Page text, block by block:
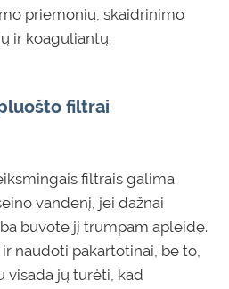
priemonių, skaidrinimo
ir koaguliantų.
filtrai
filtrais galima
vandenį, jei dažnai
buvote jį trumpam apleidę.
naudoti pakartotinai, be to,
visada jų turėti, kad